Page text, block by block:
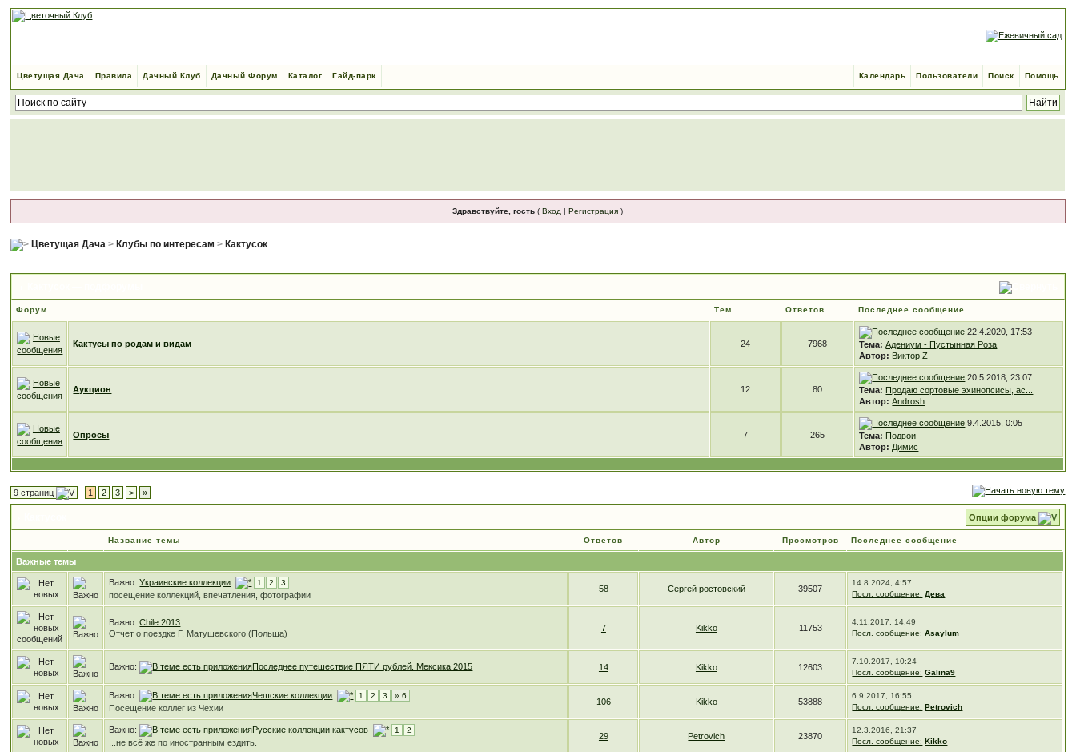
Цветущая Дача Правила Дачный Клуб Дачный Форум Каталог Гайд-парк Помощь
Поиск
Пользователи
Календарь
Здравствуйте, гость (Вход |Регистрация )
Цветущая Дача > Клубы по интересам > Кактусок
Форум Тем Ответов Последнее сообщение
Кактусы по родам и видам 24 7968
22.4.2020, 17:53
Тема: Адениум - Пустынная Роза
Автор: Виктор Z
Аукцион 12 80
20.5.2018, 23:07
Тема: Продаю сортовые эхинопсисы, ас...
Автор: Androsh
Опросы 7 265
9.4.2015, 0:05
Тема: Подвои
Автор: Димис
9 страниц 1 2 3 > »
Опции форума
Название темы Ответов Автор Просмотров Последнее сообщение
Важные темы
Важно:Украинские коллекции 1 2 3
посещение коллекций, впечатления, фотографии
58 Сергей ростовский 39507
14.8.2024, 4:57
Посл. сообщение: Дева
Важно:Chile 2013
Отчет о поездке Г. Матушевского (Польша)
7 Kikko 11753
4.11.2017, 14:49
Посл. сообщение: Asaylum
Важно: Последнее путешествие ПЯТИ рублей. Мексика 2015 14 Kikko 12603
7.10.2017, 10:24
Посл. сообщение: Galina9
Важно: Чешские коллекции 1 2 3 » 6
Посещение коллег из Чехии
106 Kikko 53888
6.9.2017, 16:55
Посл. сообщение: Petrovich
Важно: Русские коллекции кактусов 1 2
...не всё же по иностранным ездить.
29 Petrovich 23870
12.3.2016, 21:37
Посл. сообщение: Kikko